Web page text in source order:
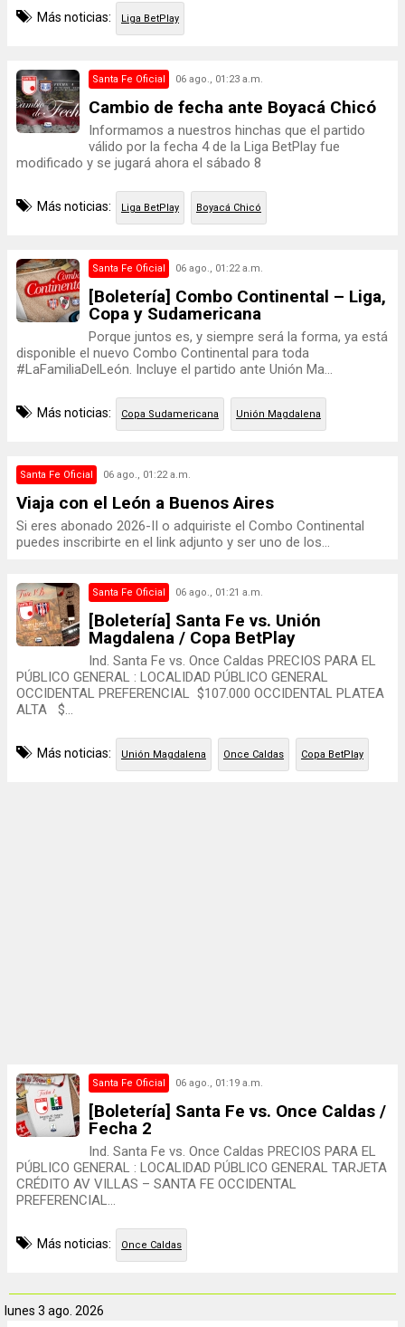
Más noticias: Liga BetPlay
Santa Fe Oficial 06 ago., 01:23 a.m.
Cambio de fecha ante Boyacá Chicó
Informamos a nuestros hinchas que el partido
válido por la fecha 4 de la Liga BetPlay fue
modificado y se jugará ahora el sábado 8
Más noticias: Liga BetPlay Boyacá Chicó
Santa Fe Oficial 06 ago., 01:22 a.m.
[Boletería] Combo Continental – Liga,
Copa y Sudamericana
Porque juntos es, y siempre será la forma, ya está
disponible el nuevo Combo Continental para toda
#LaFamiliaDelLeón. Incluye el partido ante Unión Ma...
Más noticias: Copa Sudamericana Unión Magdalena
Santa Fe Oficial 06 ago., 01:22 a.m.
Viaja con el León a Buenos Aires
Si eres abonado 2026-II o adquiriste el Combo Continental
puedes inscribirte en el link adjunto y ser uno de los...
Santa Fe Oficial 06 ago., 01:21 a.m.
[Boletería] Santa Fe vs. Unión
Magdalena / Copa BetPlay
Ind. Santa Fe vs. Once Caldas PRECIOS PARA EL
PÚBLICO GENERAL : LOCALIDAD PÚBLICO GENERAL
OCCIDENTAL PREFERENCIAL $107.000 OCCIDENTAL PLATEA
ALTA $...
Más noticias: Unión Magdalena Once Caldas Copa BetPlay
Santa Fe Oficial 06 ago., 01:19 a.m.
[Boletería] Santa Fe vs. Once Caldas /
Fecha 2
Ind. Santa Fe vs. Once Caldas PRECIOS PARA EL
PÚBLICO GENERAL : LOCALIDAD PÚBLICO GENERAL TARJETA
CRÉDITO AV VILLAS – SANTA FE OCCIDENTAL
PREFERENCIAL...
Más noticias: Once Caldas
lunes 3 ago. 2026